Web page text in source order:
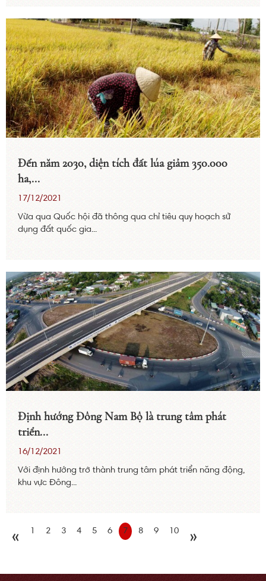
Đến năm 2030, diện tích đất lúa giảm 350.000
ha,...
17/12/2021
Vừa qua Quốc hội đã thông qua chỉ tiêu quy hoạch sử
dụng đất quốc gia...
Định hướng Đông Nam Bộ là trung tâm phát
triển...
16/12/2021
Với định hướng trở thành trung tâm phát triển năng động,
khu vực Đông...
« 1 2 3 4 5 6 7 8 9 10 »